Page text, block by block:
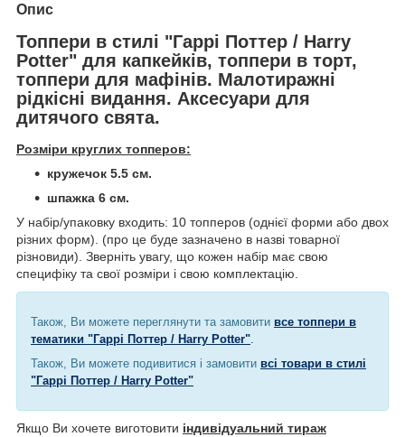
Опис
Топпери в стилі "Гаррі Поттер / Harry
Potter" для капкейків, топпери в торт,
топпери для мафінів. Малотиражні
рідкісні видання. Аксесуари для
дитячого свята.
Розміри круглих топперов:
кружечок 5.5 см.
шпажка 6 см.
У набір/упаковку входить: 10 топперов (однієї форми або двох
різних форм). (про це буде зазначено в назві товарної
різновиди). Зверніть увагу, що кожен набір має свою
специфіку та свої розміри і свою комплектацію.
Також, Ви можете переглянути та замовити все топпери в
тематики "Гаррі Поттер / Harry Potter".
Також, Ви можете подивитися і замовити всі товари в стилі
"Гаррі Поттер / Harry Potter"
Якщо Ви хочете виготовити індивідуальний тираж